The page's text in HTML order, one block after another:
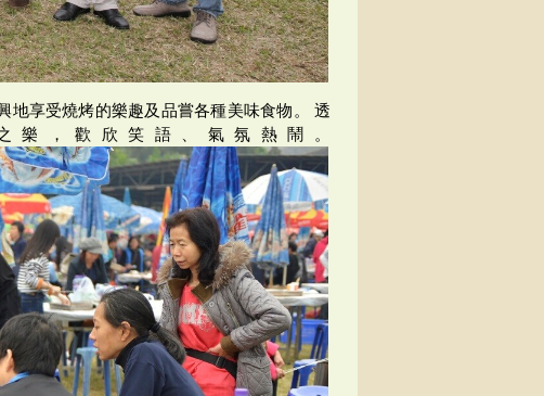
地享受燒烤的樂趣及品嘗各種美味食物。 透
，歡欣笑語、氣氛熱鬧。